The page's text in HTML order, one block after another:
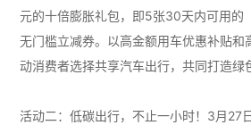
元的十倍膨胀礼包，即5张30天内可用的
无门槛立减券。以高金额用车优惠补贴和
动消费者选择共享汽车出行，共同打造绿
活动二：低碳出行，不止一小时！3月27